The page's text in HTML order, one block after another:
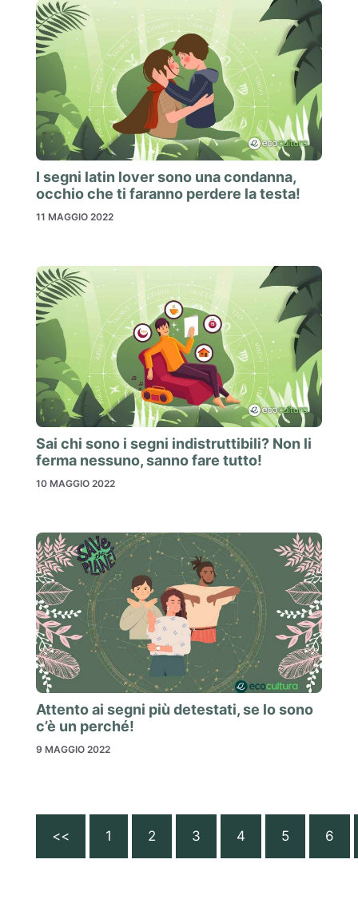
I segni latin lover sono una condanna,
occhio che ti faranno perdere la testa!
11 MAGGIO 2022
Sai chi sono i segni indistruttibili? Non li
ferma nessuno, sanno fare tutto!
10 MAGGIO 2022
Attento ai segni più detestati, se lo sono
c’è un perché!
9 MAGGIO 2022
<< 1 2 3 4 5 6